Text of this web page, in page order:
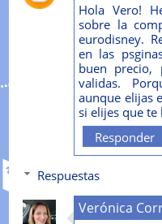
Hola Vero!
sobre la
eurodisney.
en las
buen
validas.
aunque elijas
si elijes que te
Responder
Respuestas
Verónica